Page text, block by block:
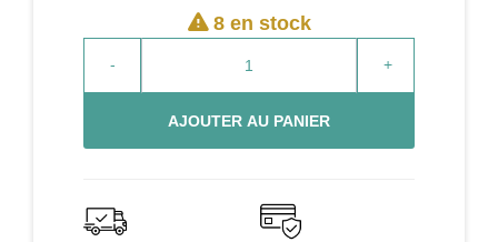
8 en stock
- +
AJOUTER AU PANIER